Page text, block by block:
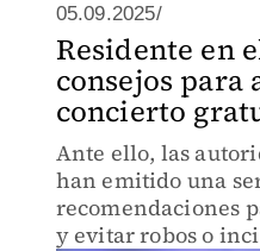
05.09.2025/
Residente en
consejos para
concierto
Ante ello, las
han emitido una
recomendaciones
y evitar robos o